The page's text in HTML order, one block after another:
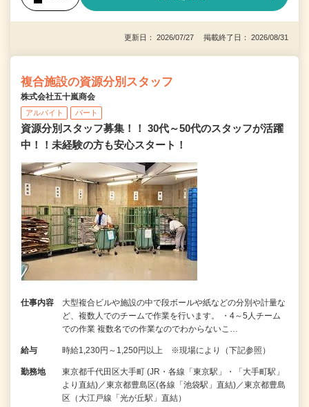
更新日： 2026/07/27 掲載終了日： 2026/08/31
複合施設の資源分別スタッフ
株式会社五十嵐商会
アルバイト パート
資源分別スタッフ募集！！ 30代～50代のスタッフが活躍
中！！未経験の方も安心スタート！
仕事内容
大型複合ビルや施設の中で段ボールや紙などの分別や計量な
ど、複数人でのチームで作業を行います。 ・4～5人チーム
での作業 複数名での作業なのでわからないこ…
給与 時給1,230円～1,250円以上 ※現場により（下記参照）
勤務地
東京都千代田区大手町 (JR・各線「東京駅」・「大手町駅」
より直結)／東京都豊島区(各線「池袋駅」直結)／東京都豊島
区（大江戸線「光が丘駅」直結）